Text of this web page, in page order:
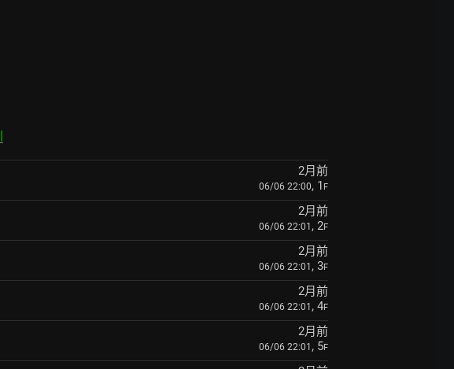
2月前
06/06 22:00, 1 F
2月前
06/06 22:01 , 2F
2月前
06/06 22:01 , 3F
2月前
06/06 22:01 , 4F
2月前
06/06 22:01 , 5F